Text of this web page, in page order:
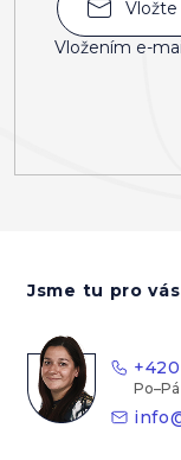
Vložením e-
Jsme tu pro vás
info